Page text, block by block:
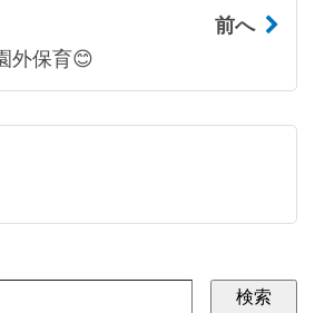
前へ
外保育😊
検索